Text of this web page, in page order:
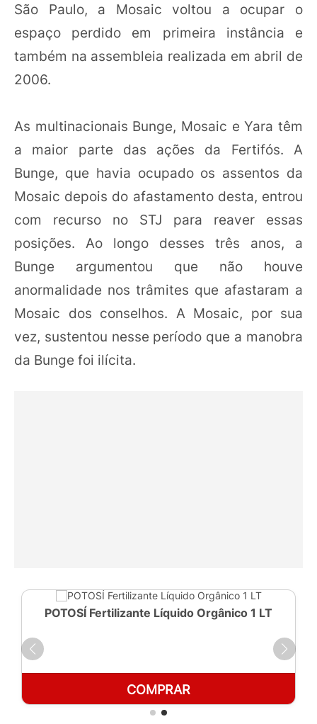
São Paulo, a Mosaic voltou a ocupar o
espaço perdido em primeira instância e
também na assembleia realizada em abril de
2006.
As multinacionais Bunge, Mosaic e Yara têm
a maior parte das ações da Fertifós. A
Bunge, que havia ocupado os assentos da
Mosaic depois do afastamento desta, entrou
com recurso no STJ para reaver essas
posições. Ao longo desses três anos, a
Bunge argumentou que não houve
anormalidade nos trâmites que afastaram a
Mosaic dos conselhos. A Mosaic, por sua
vez, sustentou nesse período que a manobra
da Bunge foi ilícita.
POTOSÍ Fertilizante Líquido Orgânico 1 LT
COMPRAR